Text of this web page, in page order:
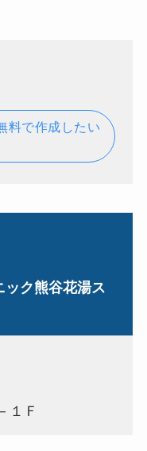
料で作成したい
ック熊谷花湯ス
１Ｆ